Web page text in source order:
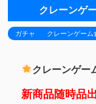
クレーンゲ
ガチャ クレーンゲーム
クレーンゲー